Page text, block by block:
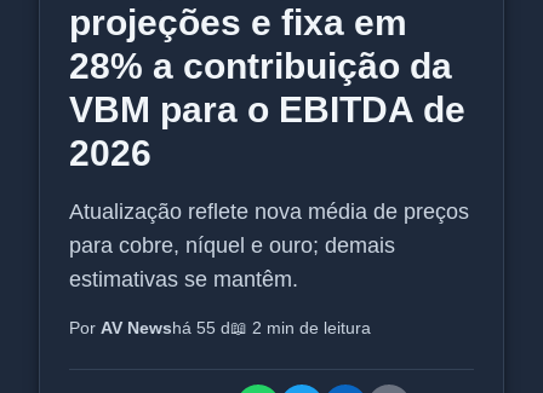
projeções e fixa em
28% a contribuição da
VBM para o EBITDA de
2026
Atualização reflete nova média de preços
para cobre, níquel e ouro; demais
estimativas se mantêm.
Por AV Newshá 55 d📖 2 min de leitura